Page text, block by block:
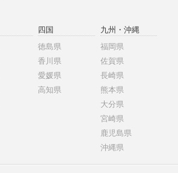
四国
徳島県
香川県
愛媛県
高知県
九州・沖縄
福岡県
佐賀県
長崎県
熊本県
大分県
宮崎県
鹿児島県
沖縄県